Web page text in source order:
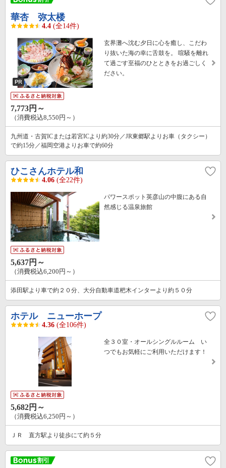
華杏 弥太楼
4.4 (全14件)
玄界灘へ沈む夕日に心を癒し、こだわ
り抜いた海の幸に舌鼓を。 喧騒を離れ
て過ごす至福のひとときをお過ごしく
ださい。
7,773円～
（消費税込8,550円～）
九州道・古賀ICまたは若宮ICより約30分／JR東郷駅よりお車（タクシー）
で約15分／福岡空港よりお車で約60分
ひこさんホテル和
4.06 (全22件)
パワースポット英彦山の中腹にある自
然感じる温泉旅館
5,637円～
（消費税込6,200円～）
添田駅より車で約２０分、大分自動車道杷木インターより約５０分
ホテル ニューホープ
4.36 (全106件)
全３０室・オールシングルルーム い
つでもお気軽にご利用いただけます！
5,682円～
（消費税込6,250円～）
ＪＲ 直方駅より徒歩にて約５分